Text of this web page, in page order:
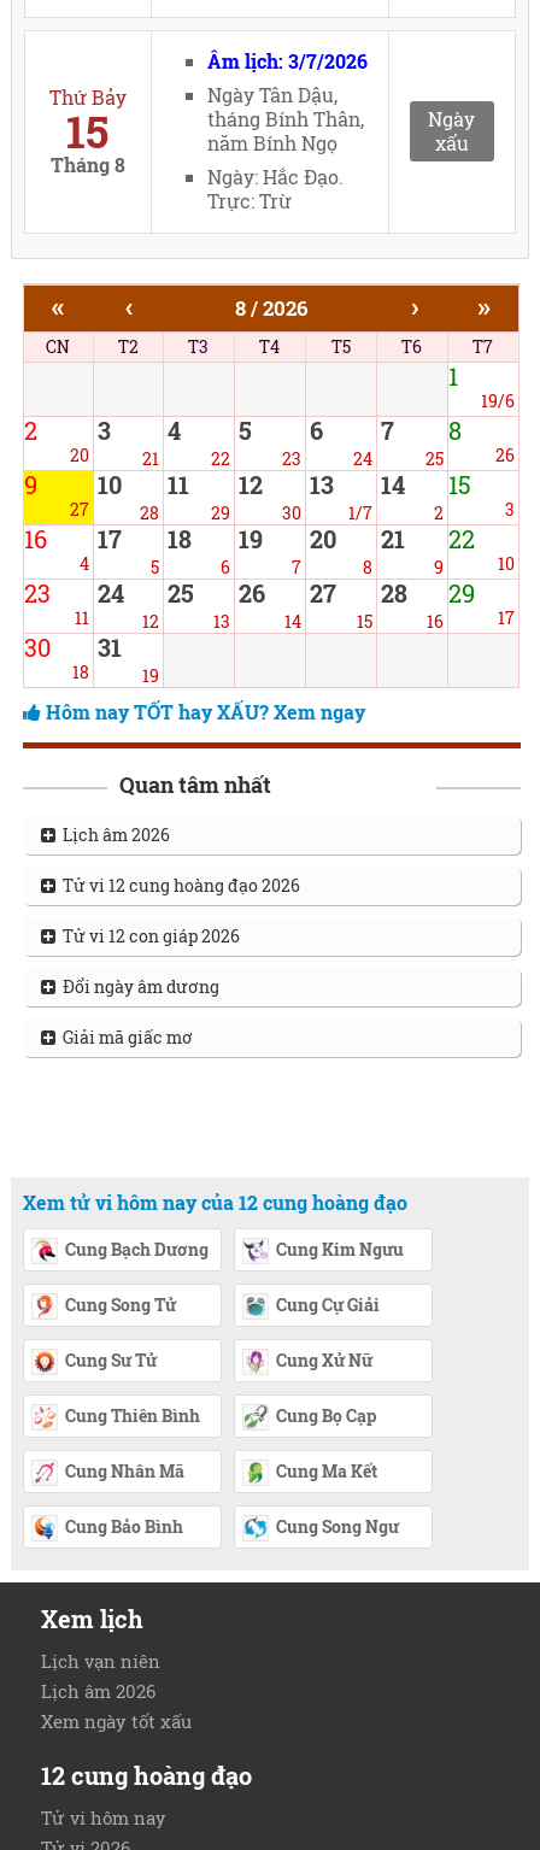
Thứ Bảy
15
Tháng 8
Âm lịch: 3/7/2026
Ngày Tân Dậu,
tháng Bính Thân,
năm Bính Ngọ
Ngày: Hắc Đạo.
Trực: Trừ
Ngày
xấu
« ‹ 8 / 2026 › »
CN T2 T3 T4 T5 T6 T7
1
19/6
2
20
3
21
4
22
5
23
6
24
7
25
8
26
9
27
10
28
11
29
12
30
13
1/7
14
2
15
3
16
4
17
5
18
6
19
7
20
8
21
9
22
10
23
11
24
12
25
13
26
14
27
15
28
16
29
17
30
18
31
19
Hôm nay TỐT hay XẤU? Xem ngay
Quan tâm nhất
Lịch âm 2026
Tử vi 12 cung hoàng đạo 2026
Tử vi 12 con giáp 2026
Đổi ngày âm dương
Giải mã giấc mơ
Xem tử vi hôm nay của 12 cung hoàng đạo
Cung Bạch Dương Cung Kim Ngưu
Cung Song Tử Cung Cự Giải
Cung Sư Tử Cung Xử Nữ
Cung Thiên Bình Cung Bọ Cạp
Cung Nhân Mã Cung Ma Kết
Cung Bảo Bình Cung Song Ngư
Xem lịch
Lịch vạn niên
Lịch âm 2026
Xem ngày tốt xấu
12 cung hoàng đạo
Tử vi hôm nay